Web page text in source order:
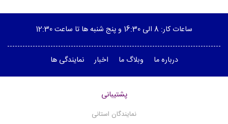
ساعات کار: 8 الی 16:30 و پنج شنبه ها تا ساعت 12:30
درباره ما وبلاگ ما اخبار نمایندگی ها
پشتیبانی
نمایندگان استانی